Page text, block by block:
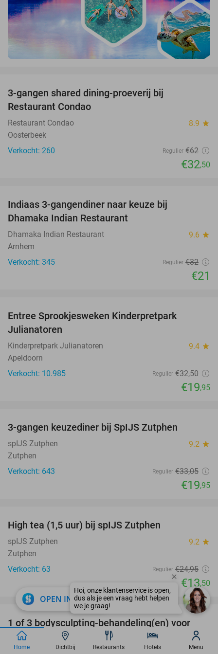
3-gangen shared dining-proeverij bij
Restaurant Condao
Restaurant Condao 8.9 star
Oosterbeek
Verkocht: 260
Regulier €62
€32,50
Indiaas 3-gangendiner naar keuze bij
Dhamaka Indian Restaurant
Dhamaka Indian Restaurant 9.6 star
Arnhem
Verkocht: 345
Regulier €32
€21
Entree Sprookjesweken Kinderpretpark
Julianatoren
Kinderpretpark Julianatoren 9.4 star
Apeldoorn
Verkocht: 10.985
Regulier €32,50
€19,95
3-gangen keuzediner bij SpIJS Zutphen
spIJS Zutphen 9.2 star
Zutphen
Verkocht: 643
Regulier €33,05
€19,95
High tea (1,5 uur) bij spIJS Zutphen
spIJS Zutphen 9.2 star
Zutphen
Verkocht: 63
Regulier €24,95
€13,50
71%
favorite_border
1 of 3 bodysculpting-behandeling(en) voor
zone naar keuze
OPEN IN APP close
Home Dichtbij Restaurants Hotels Menu